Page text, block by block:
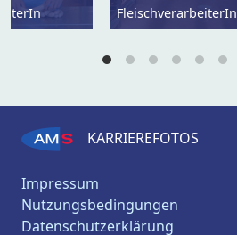
FleischverarbeiterIn
KARRIEREFOTOS
Impressum
Nutzungsbedingungen
Datenschutzerklärung